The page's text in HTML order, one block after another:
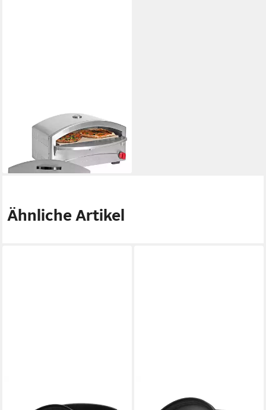
Gasgrill Camp Chef Italia
Artisan Pizzaofen
339,00 €
mtl. in 24 Raten
lieferbar - in 4-5 Werktagen bei dir
Ähnliche Artikel
Grilltopf Camp Chef Classic
Grilltopf Camp Chef Classic